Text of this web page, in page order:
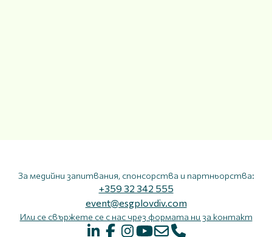
За медийни запитвания, спонсорства и партньорства:
+359 32 342 555
event@esgplovdiv.com
Или се свържете се с нас чрез формата ни за контакт